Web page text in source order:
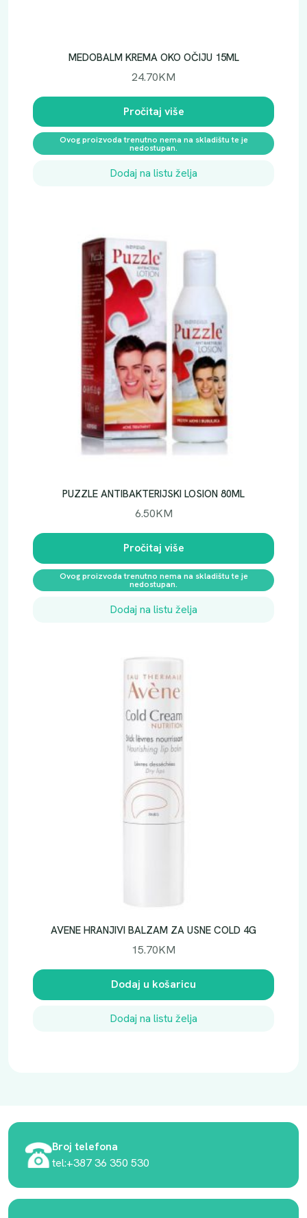
MEDOBALM KREMA OKO OČIJU 15ML
24.70KM
Pročitaj više
Ovog proizvoda trenutno nema na skladištu te je
nedostupan.
Dodaj na listu želja
PUZZLE ANTIBAKTERIJSKI LOSION 80ML
6.50KM
Pročitaj više
Ovog proizvoda trenutno nema na skladištu te je
nedostupan.
Dodaj na listu želja
AVENE HRANJIVI BALZAM ZA USNE COLD 4G
15.70KM
Dodaj u košaricu
Dodaj na listu želja
Broj telefona
tel:+387 36 350 530